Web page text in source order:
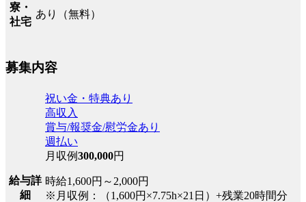
寮・
社宅
あり（無料）
募集内容
給与詳
細
祝い金・特典あり
高収入
賞与/報奨金/慰労金あり
週払い
月収例300,000円
時給1,600円～2,000円
※月収例：（1,600円×7.75h×21日）+残業20時間分